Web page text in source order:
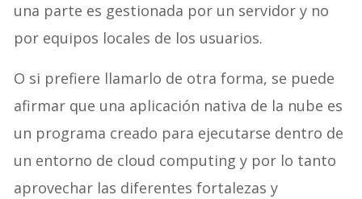
una parte es gestionada por un servidor y no
por equipos locales de los usuarios.
O si prefiere llamarlo de otra forma, se puede
afirmar que una aplicación nativa de la nube es
un programa creado para ejecutarse dentro de
un entorno de cloud computing y por lo tanto
aprovechar las diferentes fortalezas y